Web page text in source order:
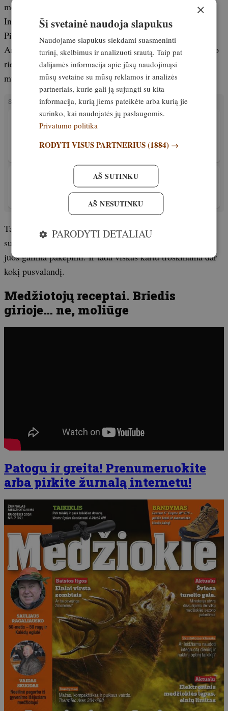
medžiai, kilę iš Molukų salų (Prieskonių salos)
Indonezijoje. Šiandien jie taip pat plačiai auginami
Pietryčių Azijoje, Rytų Afrikoje, Madagaskare ir Pietų
Amerikoje. Kaip prieskonis naudojami tiek muskatmedžio
riešutai, tiek džiovinta apsauginė žievelė (vadinama
muskato žiedu).
SUSIJĘ STRAIPSNIAI
Mėsos atvėsinimas, supjaustymas,
brandinimas ir saugojimas
Žvėrienos receptai. Šalta šerniena
Taip mėsa troškinama pusantros–dvi valandas. Tada
suberiame smulkintus svogūnus ir česnakus. Prieš dedant
juos galima pakepinti. Ir tada viskas kartu troškinama dar
kokį pusvalandį.
Medžiotojų receptai. Briedis
girioje… ne, moliūge
Patogu ir greita! Prenumeruokite
arba pirkite žurnalą internetu!
×
Ši svetainė naudoja slapukus
Naudojame slapukus siekdami suasmeninti
turinį, skelbimus ir analizuoti srautą. Taip pat
dalijamės informacija apie jūsų naudojimąsi
mūsų svetaine su mūsų reklamos ir analizės
partneriais, kurie gali ją sujungti su kita
informacija, kurią jiems pateikėte arba kurią jie
surinko, kai naudojatės jų paslaugomis.
Privatumo politika
RODYTI VISUS PARTNERIUS(1884) →
AŠ SUTINKU
AŠ NESUTINKU
PARODYTI DETALIAU